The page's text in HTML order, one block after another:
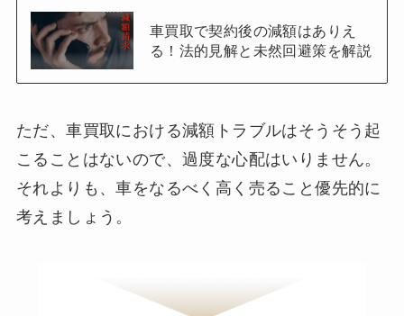
車買取で契約後の減額はありえ
る！法的見解と未然回避策を解説
ただ、車買取における減額トラブルはそうそう起
こることはないので、過度な心配はいりません。
それよりも、車をなるべく高く売ること優先的に
考えましょう。